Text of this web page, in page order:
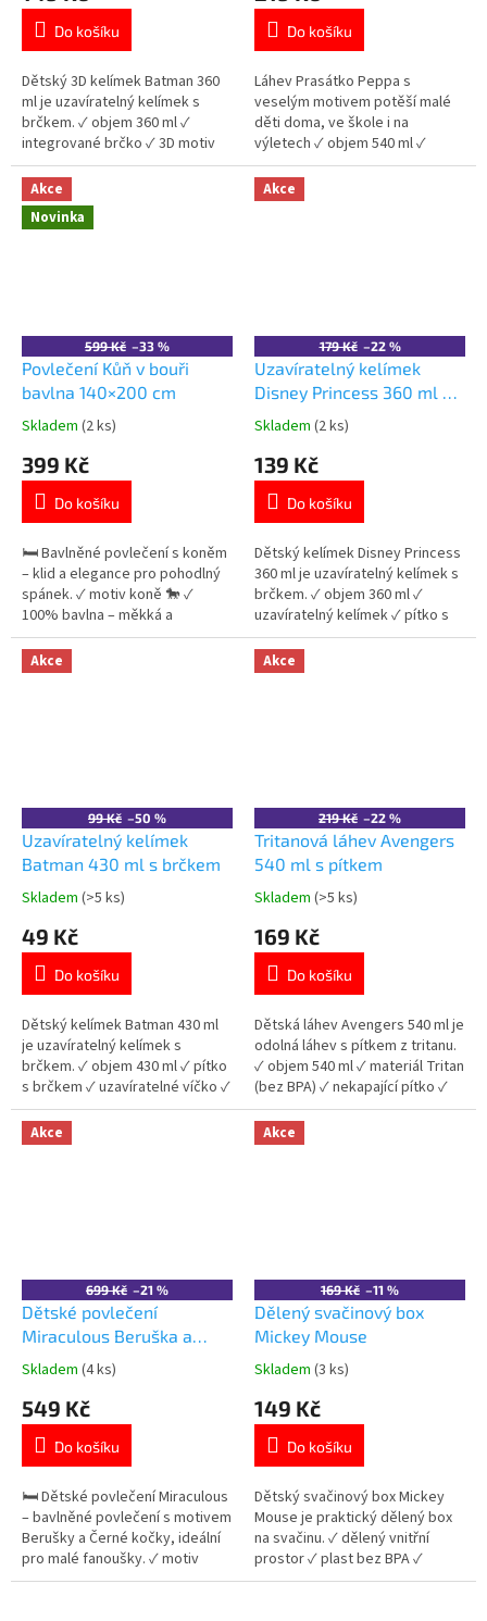
5,0
5
hvězdiček.
Do košíku
Dětský 3D kelímek Batman 360
ml je uzavíratelný kelímek s
brčkem. ✓ objem 360 ml ✓
integrované brčko ✓ 3D motiv
Batman ✓ plast bez BPA 👉 Více
produktů Batman
4,8
5
hvězdiček.
Do košíku
Láhev Prasátko Peppa s
veselým motivem potěší malé
děti doma, ve škole i na
výletech ✓ objem 540 ml ✓
vytahovací pítko ✓ Ecozen bez
BPA ✓ oficiální licence Peppa Pig
👉 Více produktů Prasátko
Akce
Novinka
599 Kč –33 %
Povlečení Kůň v bouři
bavlna 140×200 cm
Průměrné
produktu
5,0
5
hvězdiček.
Skladem (2 ks)
399 Kč
Do košíku
🛏️ Bavlněné povlečení s koněm
– klid a elegance pro pohodlný
spánek. ✓ motiv koně 🐎 ✓
100% bavlna – měkká a
prodyšná ✓ oboustranný design
👉 Více produktů s motivem
koní
Akce
179 Kč –22 %
Uzavíratelný kelímek
Disney Princess 360 ml –
brčko a 3D figurka
Průměrné
produktu
5,0
5
hvězdiček.
Skladem (2 ks)
139 Kč
Do košíku
Dětský kelímek Disney Princess
360 ml je uzavíratelný kelímek s
brčkem. ✓ objem 360 ml ✓
uzavíratelný kelímek ✓ pítko s
brčkem ✓ 3D figurka ✓ plast bez
BPA 👉 Více produktů Disney
Princess
Akce
99 Kč –50 %
Uzavíratelný kelímek
Batman 430 ml s brčkem
Průměrné
produktu
5,0
5
hvězdiček.
Skladem (>5 ks)
49 Kč
Do košíku
Dětský kelímek Batman 430 ml
je uzavíratelný kelímek s
brčkem. ✓ objem 430 ml ✓ pítko
s brčkem ✓ uzavíratelné víčko ✓
plast bez BPA 👉 Více produktů
Batman
Akce
219 Kč –22 %
Tritanová láhev Avengers
540 ml s pítkem
Průměrné
produktu
5,0
5
hvězdiček.
Skladem (>5 ks)
169 Kč
Do košíku
Dětská láhev Avengers 540 ml je
odolná láhev s pítkem z tritanu.
✓ objem 540 ml ✓ materiál Tritan
(bez BPA) ✓ nekapající pítko ✓
licencovaný motiv Avengers 👉
Více produktů Avengers
Akce
699 Kč –21 %
Dětské povlečení
Miraculous Beruška a
Černá kočka bavlna
140×200 cm
Průměrné
produktu
5,0
5
hvězdiček.
Skladem (4 ks)
549 Kč
Do košíku
🛏️ Dětské povlečení Miraculous
– bavlněné povlečení s motivem
Berušky a Černé kočky, ideální
pro malé fanoušky. ✓ motiv
Miraculous 🐞 ✓ 100% bavlna –
Akce
169 Kč –11 %
Dělený svačinový box
Mickey Mouse
Průměrné
produktu
5,0
5
hvězdiček.
Skladem (3 ks)
149 Kč
Do košíku
Dětský svačinový box Mickey
Mouse je praktický dělený box
na svačinu. ✓ dělený vnitřní
prostor ✓ plast bez BPA ✓
klipové zavírání ✓ licencovaný